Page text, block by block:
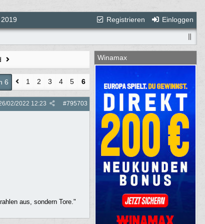
Registrieren Einloggen
6 1 2 3 4 5 6
#795703
02/2022 12:23
aus, sondern Tore."
Winamax